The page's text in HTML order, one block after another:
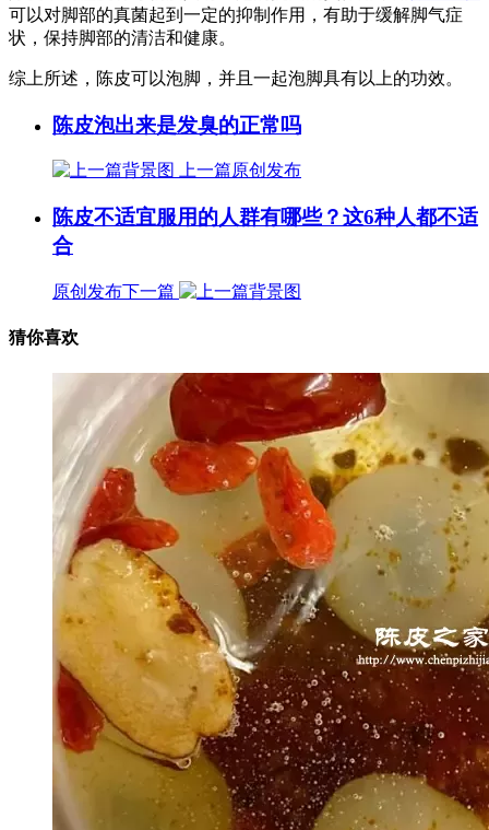
可以对脚部的真菌起到一定的抑制作用，有助于缓解脚气症
状，保持脚部的清洁和健康。
综上所述，陈皮可以泡脚，并且一起泡脚具有以上的功效。
陈皮泡出来是发臭的正常吗
上一篇原创发布
陈皮不适宜服用的人群有哪些？这6种人都不适
合
原创发布下一篇
猜你喜欢